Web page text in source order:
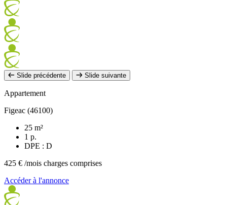
Slide précédente Slide suivante
Appartement
Figeac (46100)
25 m²
1 p.
DPE : D
425 € /mois charges comprises
Accéder à l'annonce